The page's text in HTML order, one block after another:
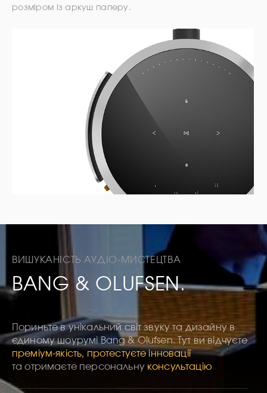
розміром із аркуш паперу.
ВИШУКАНІСТЬ АУДІО-МИСТЕЦТВА
BANG & OLUFSEN.
Пориньте в унікальний світ звуку та дизайну в
єдиному шоурумі Bang & Olufsen. Тут ви відчуєте
преміум-якість, протестуєте інновації
та отримаєте персональну консультацію